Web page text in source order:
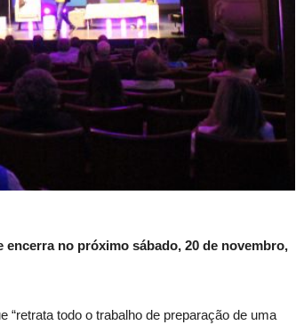
encerra no próximo sábado, 20 de novembro,
“retrata todo o trabalho de preparação de uma